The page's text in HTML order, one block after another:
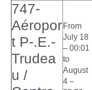
747-
Aéropor
t P-.E.-
Trudea
u /
From
July 18
– 00:01
to
August
4 –